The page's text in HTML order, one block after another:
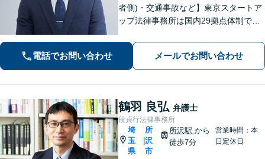
者側)・交通事故など】東京スタートア
ップ法律事務所は国内29拠点体制で全
対応(法律相談は完全予約制)】各分野で
専門性の高い弁護士が寄り添い解決を
サポートします。
電話でお問い合わせ メールでお問い合わせ
鶴羽 良弘 弁護士
段貞行法律事務所
埼
玉
県
所
沢
市
所沢駅から
徒歩7分
営業時間：本
日定休日